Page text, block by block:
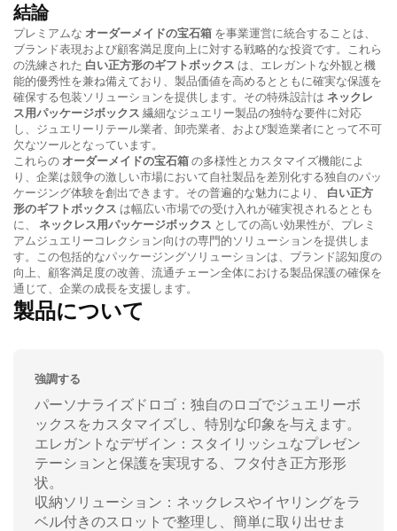
結論
プレミアムな オーダーメイドの宝石箱 を事業運営に統合することは、
ブランド表現および顧客満足度向上に対する戦略的な投資です。これら
の洗練された 白い正方形のギフトボックス は、エレガントな外観と機
能的優秀性を兼ね備えており、製品価値を高めるとともに確実な保護を
確保する包装ソリューションを提供します。その特殊設計は ネックレ
ス用パッケージボックス 繊細なジュエリー製品の独特な要件に対応
し、ジュエリーリテール業者、卸売業者、および製造業者にとって不可
欠なツールとなっています。
これらの オーダーメイドの宝石箱の多様性とカスタマイズ機能によ
り、企業は競争の激しい市場において自社製品を差別化する独自のパッ
ケージング体験を創出できます。その普遍的な魅力により、 白い正方
形のギフトボックス は幅広い市場での受け入れが確実視されるととも
に、 ネックレス用パッケージボックス としての高い効果性が、プレミ
アムジュエリーコレクション向けの専門的ソリューションを提供しま
す。この包括的なパッケージングソリューションは、ブランド認知度の
向上、顧客満足度の改善、流通チェーン全体における製品保護の確保を
通じて、企業の成長を支援します。
製品について
強調する
パーソナライズドロゴ：独自のロゴでジュエリーボ
ックスをカスタマイズし、特別な印象を与えます。
エレガントなデザイン：スタイリッシュなプレゼン
テーションと保護を実現する、フタ付き正方形形
状。
収納ソリューション：ネックレスやイヤリングをラ
ベル付きのスロットで整理し、簡単に取り出せま